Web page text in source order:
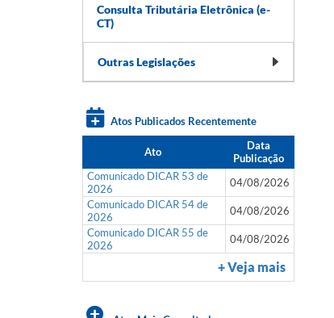
Consulta Tributária Eletrônica (e-
CT)
Outras Legislações
Atos Publicados Recentemente
Ato
Data
Publicação
Comunicado DICAR 53 de
2026
04/08/2026
Comunicado DICAR 54 de
2026
04/08/2026
Comunicado DICAR 55 de
2026
04/08/2026
+ Veja mais